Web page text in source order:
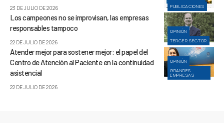
PUBLICACIONES
23 DE JULIO DE 2026
OPINIÓN
TERCER SECTOR
Los campeones no se improvisan, las empresas
responsables tampoco
22 DE JULIO DE 2026
OPINIÓN
GRANDES
EMPRESAS
Atender mejor para sostener mejor: el papel del
Centro de Atención al Paciente en la continuidad
asistencial
22 DE JULIO DE 2026